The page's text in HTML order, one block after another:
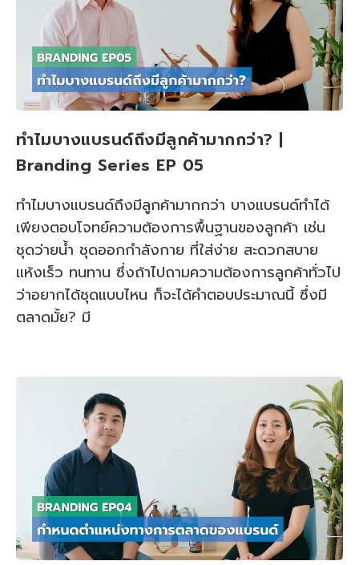
ทำไมบางแบรนด์ถึงมีลูกค้ามากกว่า? |
Branding Series EP 05
ทำไมบางแบรนด์ถึงมีลูกค้ามากกว่า บางแบรนด์ทำได้
เพียงตอบโจทย์ความต้องการพื้นฐานของลูกค้า เช่น
ชุดว่ายน้ำ ชุดออกกําลังกาย ที่ใส่ง่าย สะดวกสบาย
แห้งเร็ว ทนทาน ซึ่งถ้าไปถามความต้องการลูกค้าทั่วไป
ว่าอยากได้ชุดแบบไหน ก็จะได้คำตอบประมาณนี้ ซึ่งมี
ตลาดมั้ย? มี